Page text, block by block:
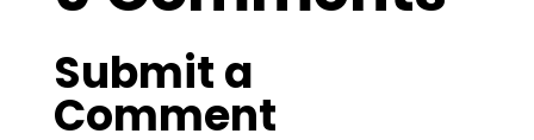
Submit a
Comment